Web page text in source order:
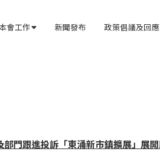
會工作  新聞發布 政策倡議及回應
門跟進投訴「東涌新市鎮擴展」展